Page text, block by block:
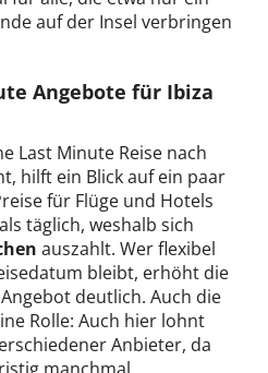
auf der Insel verbringen
Angebote für Ibiza
Last Minute Reise nach
hilft ein Blick auf ein paar
für Flüge und Hotels
täglich, weshalb sich
auszahlt. Wer flexibel
bleibt, erhöht die
deutlich. Auch die
Rolle: Auch hier lohnt
Anbieter, da